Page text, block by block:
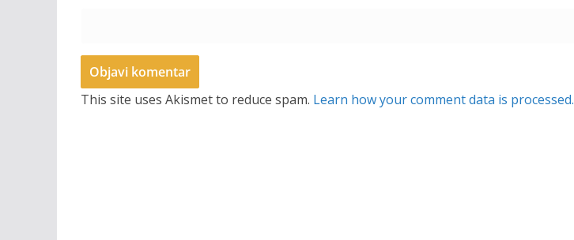
This site uses Akismet to reduce spam. Learn how your comment data is processed.